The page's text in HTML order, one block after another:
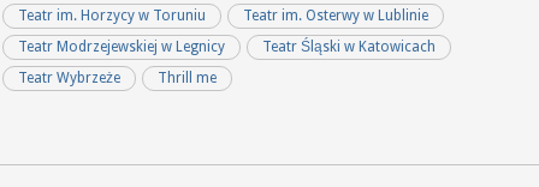
Teatr im. Horzycy w Toruniu
Teatr im. Osterwy w Lublinie
Teatr Modrzejewskiej w Legnicy
Teatr Śląski w Katowicach
Teatr Wybrzeże
Thrill me